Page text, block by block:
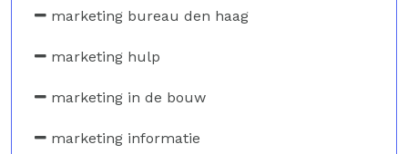
marketing bureau den haag
marketing hulp
marketing in de bouw
marketing informatie